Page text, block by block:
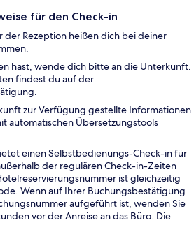
für den Check-in
der Rezeption heißen dich bei deiner
hast, wende dich bitte an die Unterkunft.
findest du auf der
zur Verfügung gestellte Informationen
automatischen Übersetzungstools
einen Selbstbedienungs-Check-in für
der regulären Check-in-Zeiten
ist gleichzeitig
Wenn auf Ihrer Buchungsbestätigung
aufgeführt ist, wenden Sie
vor der Anreise an das Büro. Die